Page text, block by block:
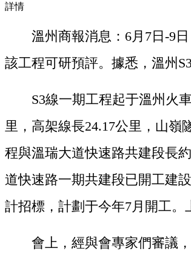
詳情
溫州商報消息：6月7日-9日
該工程可研預評。據悉，溫州
S3線一期工程起于溫州火車
里，高架線長24.17公里，山嶺
程與溫瑞大道快速路共建段長
道快速路一期共建段已開工建
計招標，計劃于今年7月開工。
會上，經與會專家們審議，